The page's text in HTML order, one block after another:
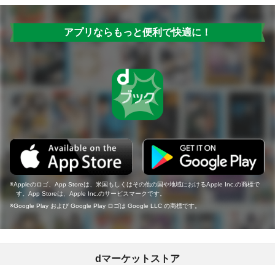
アプリならもっと便利で快適に！
Appleのロゴ、App Storeは、米国もしくはその他の国や地域におけるApple Inc.の商標で
す。App Storeは、Apple Inc.のサービスマークです。
Google Play および Google Play ロゴは Google LLC の商標です。
dマーケットストア